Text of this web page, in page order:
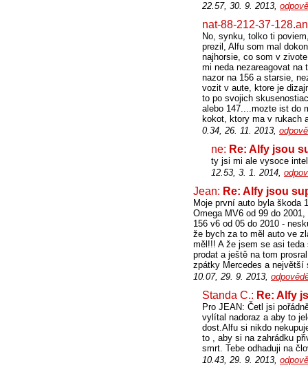
22.57, 30. 9. 2013,
nat-88-212-37-
No, synku, tolko ti
prezil, Alfu som mal
najhorsie, co som v
mi neda nezareagovat na
nazor na 156 a starsie,
vozit v aute, ktore je
to po svojich
alebo 147....mozte ist do
kokot, ktory ma v rukach
0.34, 26. 11. 2013,
ne: Re: Alfy jsou
ty jsi mi ale vysoce
12.53, 3. 1. 2014,
Jean: Re: Alfy jsou
Moje první auto byla škoda
Omega MV6 od 99 do
156 v6 od 05 do 2010 -
že bych za to měl auto ve
měl!!! A že jsem se asi
prodat a ještě na tom
zpátky Mercedes a největší
10.07, 29. 9. 2013,
Standa C.: Re: Alfy
Pro JEAN: Četl jsi
vylítal nadoraz a aby to
dost.Alfu si nikdo
to , aby si na zahrádku
smrt. Tebe odhaduji na
10.43, 29. 9. 2013,